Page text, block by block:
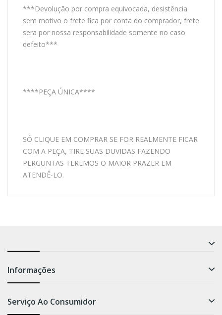
***Devolução por compra equivocada, desistência
sem motivo o frete fica por conta do comprador, frete
sera por nossa responsabilidade somente no caso
defeito***
****PEÇA ÚNICA****
SÓ CLIQUE EM COMPRAR SE FOR REALMENTE FICAR
COM A PEÇA, TIRE SUAS DUVIDAS FAZENDO
PERGUNTAS TEREMOS O MAIOR PRAZER EM
ATENDÊ-LO.
Informações
Serviço Ao Consumidor